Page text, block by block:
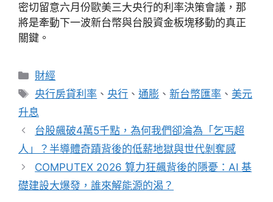
密切留意六月份歐美三大央行的利率決策會議，那
將是牽動下一波新台幣與台股資金板塊移動的真正
關鍵。
分
類
財經
標
籤
央行房貸利率 、 央行 、通膨 、新台幣匯率 、 美元
升息
台股飆破4萬5千點，為何我們卻淪為「乞丐超
人」？半導體奇蹟背後的低薪地獄與世代剝奪感
COMPUTEX 2026 算力狂飆背後的隱憂：AI 基
礎建設大爆發，誰來解能源的渴？